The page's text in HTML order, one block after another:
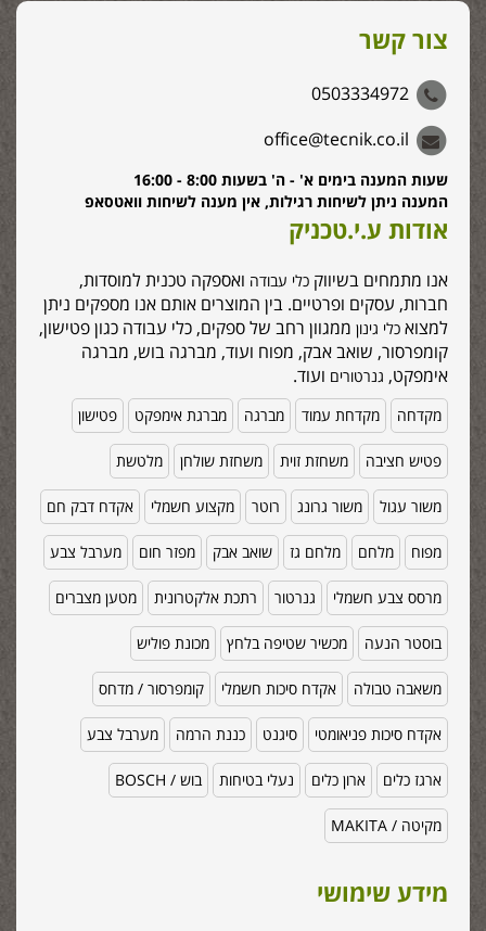
צור קשר
0503334972
office@tecnik.co.il
שעות המענה בימים א' - ה' בשעות 8:00 - 16:00
המענה ניתן לשיחות רגילות, אין מענה לשיחות וואטסאפ
אודות ע.י.טכניק
אנו מתמחים בשיווק כלי עבודה ואספקה טכנית למוסדות,
חברות, עסקים ופרטיים. בין המוצרים אותם אנו מספקים ניתן
למצוא כלי גינון ממגוון רחב של ספקים, כלי עבודה כגון פטישון,
קומפרסור, שואב אבק, מפוח ועוד, מברגה בוש, מברגה
אימפקט, גנרטורים ועוד.
מקדחה מקדחת עמוד מברגה מברגת אימפקט פטישון
פטיש חציבה משחזת זוית משחזת שולחן מלטשת
משור עגול משור גרונג רוטר מקצוע חשמלי אקדח דבק חם
מפוח מלחם מלחם גז שואב אבק מפזר חום מערבל צבע
מרסס צבע חשמלי גנרטור רתכת אלקטרונית מטען מצברים
בוסטר הנעה מכשיר שטיפה בלחץ מכונת פוליש
משאבה טבולה אקדח סיכות חשמלי קומפרסור / מדחס
אקדח סיכות פניאומטי סיגנט כננת הרמה מערבל צבע
ארגז כלים ארון כלים נעלי בטיחות בוש / BOSCH
מקיטה / MAKITA
מידע שימושי